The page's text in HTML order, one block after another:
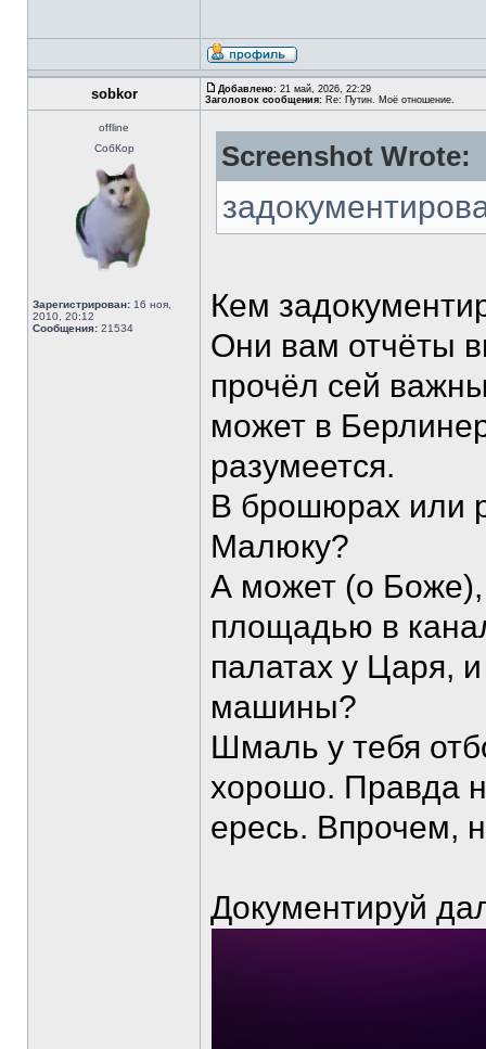
sobkor Добавлено: 21 май, 2026, 22:29
Заголовок сообщения: Re: Путин. Моё отношение.
offline
СобКор
Зарегистрирован: 16 ноя,
2010, 20:12
Сообщения: 21534
Screenshot Wrote:
Кем
Они вам отчёты
прочёл сей
может в
разумеется.
В брошюрах или
Малюку?
А может (о Боже),
площадью в
палатах у Царя,
машины?
Шмаль у тебя
хорошо. Правда
ересь. Впрочем,
Документируй